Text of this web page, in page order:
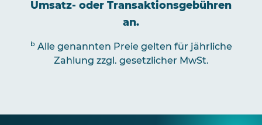
Umsatz- oder Transaktionsgebühren
an.
b Alle genannten Preie gelten für jährliche
Zahlung zzgl. gesetzlicher MwSt.